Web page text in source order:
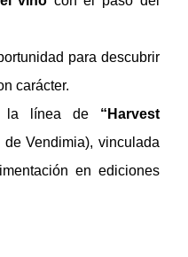
para descubrir
carácter.
la línea de “Harvest
de Vendimia), vinculada
en ediciones